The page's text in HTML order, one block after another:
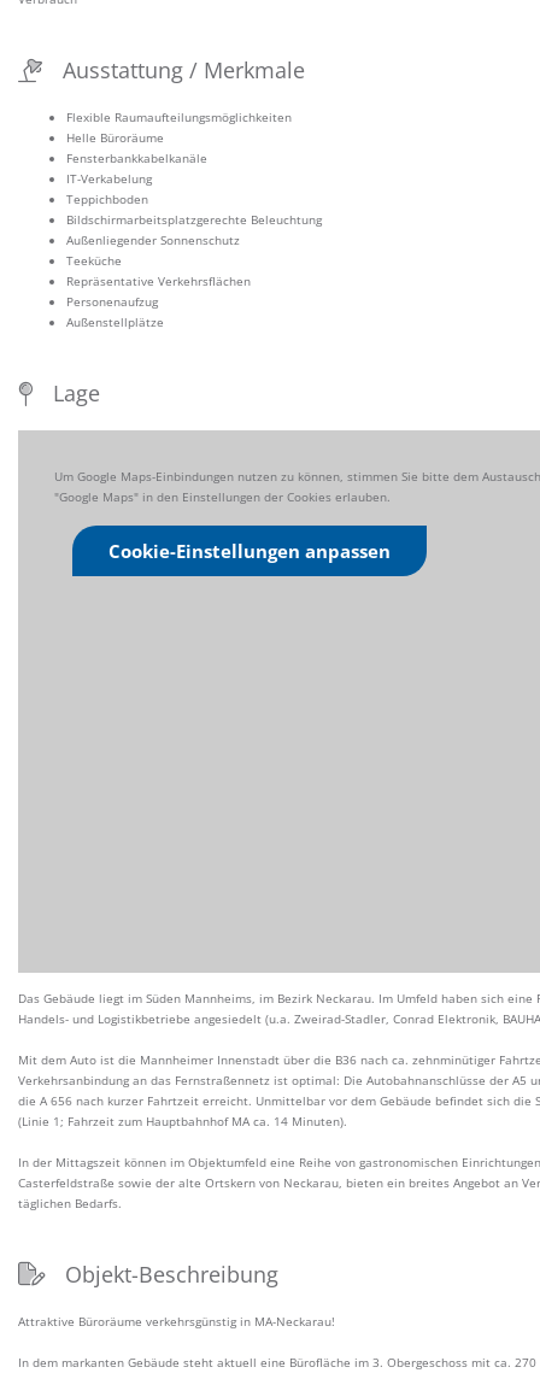
Ausstattung / Merkmale
Flexible Raumaufteilungsmöglichkeiten
Helle Büroräume
Fensterbankkabelkanäle
IT-Verkabelung
Teppichboden
Bildschirmarbeitsplatzgerechte Beleuchtung
Außenliegender Sonnenschutz
Teeküche
Repräsentative Verkehrsflächen
Personenaufzug
Außenstellplätze
Lage
Um Google Maps-Einbindungen nutzen zu können, stimmen Sie bitte dem
"Google Maps" in den Einstellungen der Cookies erlauben.
Cookie-Einstellungen anpassen
Das Gebäude liegt im Süden Mannheims, im Bezirk Neckarau. Im Umfeld haben sich
Handels- und Logistikbetriebe angesiedelt (u.a. Zweirad-Stadler, Conrad Elektronik,
Mit dem Auto ist die Mannheimer Innenstadt über die B36 nach ca. zehnminütiger
Verkehrsanbindung an das Fernstraßennetz ist optimal: Die Autobahnanschlüsse der A5
die A 656 nach kurzer Fahrtzeit erreicht. Unmittelbar vor dem Gebäude befindet sich die
(Linie 1; Fahrzeit zum Hauptbahnhof MA ca. 14 Minuten).
In der Mittagszeit können im Objektumfeld eine Reihe von gastronomischen
Casterfeldstraße sowie der alte Ortskern von Neckarau, bieten ein breites Angebot an
täglichen Bedarfs.
Objekt-Beschreibung
Attraktive Büroräume verkehrsgünstig in MA-Neckarau!
In dem markanten Gebäude steht aktuell eine Bürofläche im 3. Obergeschoss mit ca. 270